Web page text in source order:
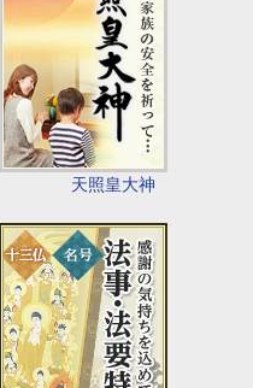
天照皇大神